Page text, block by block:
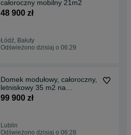
całoroczny mobilny 21m2
48 900 zł
Łódź, Bałuty
Odświeżono dzisiaj o 06:29
Domek modułowy, całoroczny,
letniskowy 35 m2 na
zgłoszenie WYPOSAŻONY
99 900 zł
Lublin
Odświeżono dzisiaj o 06:28